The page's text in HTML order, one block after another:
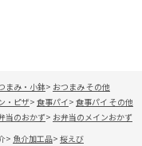
まみ・小鉢
おつまみ その他
・ピザ
食事パイ
食事パイ その他
当のおかず
お弁当のメインおかず
魚介加工品 桜えび